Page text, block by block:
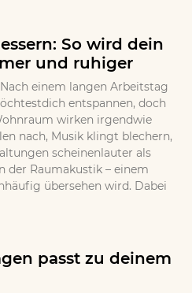
So wird dein
und ruhiger
einem langen Arbeitstag
entspannen, doch
wirken irgendwie
nach, Musik klingt blechern,
scheinenlauter als
Raumakustik – einem
übersehen wird. Dabei
passt zu deinem